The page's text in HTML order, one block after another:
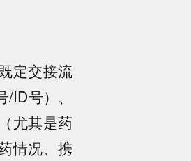
定交接流
号）、
尤其是药
情况、携